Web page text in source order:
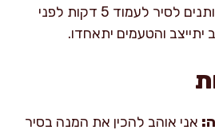
פטרוזיליה קצוצה. נותנים לסיר לעמוד 5 דקות לפני
והטעמים יתאחדו.
אני אוהב להכין את המנה בסיר